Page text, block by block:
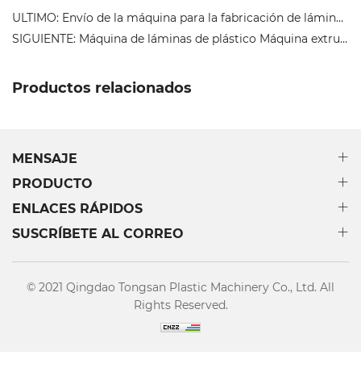
ULTIMO: Envío de la máquina para la fabricación de láminas huecas de PP
SIGUIENTE: Máquina de láminas de plástico Máquina extrusora de fabricación de láminas huecas de PP de doble pared corrugada Enviado, enviado
Productos relacionados
MENSAJE
PRODUCTO
ENLACES RÁPIDOS
SUSCRÍBETE AL CORREO
© 2021 Qingdao Tongsan Plastic Machinery Co., Ltd. All
Rights Reserved.